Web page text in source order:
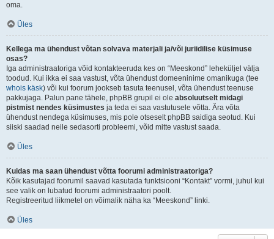
oma.
Üles
Kellega ma ühendust võtan solvava materjali ja/või juriidilise küsimuse
osas?
Iga administraatoriga võid kontakteeruda kes on “Meeskond” leheküljel välja
toodud. Kui ikka ei saa vastust, võta ühendust domeeninime omanikuga (tee
whois käsk) või kui foorum jookseb tasuta teenusel, võta ühendust teenuse
pakkujaga. Palun pane tähele, phpBB grupil ei ole absoluutselt midagi
pistmist nendes küsimustes ja teda ei saa vastutusele võtta. Ära võta
ühendust nendega küsimuses, mis pole otseselt phpBB saidiga seotud. Kui
siiski saadad neile sedasorti probleemi, võid mitte vastust saada.
Üles
Kuidas ma saan ühendust võtta foorumi administraatoriga?
Kõik kasutajad foorumil saavad kasutada funktsiooni “Kontakt” vormi, juhul kui
see valik on lubatud foorumi administraatori poolt.
Registreeritud liikmetel on võimalik näha ka “Meeskond” linki.
Üles